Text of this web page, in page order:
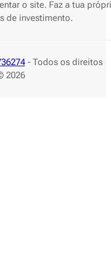
o site. Faz a tua
de investimento.
- Todos os direitos
2026